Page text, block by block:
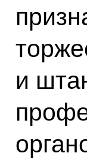
и